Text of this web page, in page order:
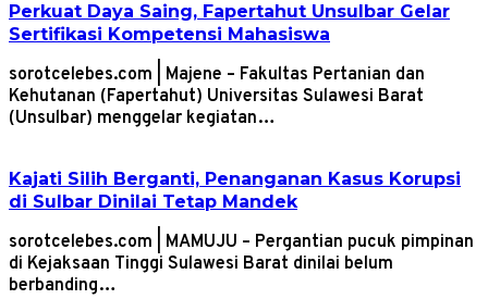
Perkuat Daya Saing, Fapertahut Unsulbar Gelar
Sertifikasi Kompetensi Mahasiswa
sorotcelebes.com | Majene – Fakultas Pertanian dan
Kehutanan (Fapertahut) Universitas Sulawesi Barat
(Unsulbar) menggelar kegiatan…
Kajati Silih Berganti, Penanganan Kasus Korupsi
di Sulbar Dinilai Tetap Mandek
sorotcelebes.com | MAMUJU – Pergantian pucuk pimpinan
di Kejaksaan Tinggi Sulawesi Barat dinilai belum
berbanding…